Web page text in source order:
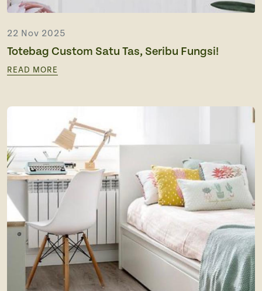
22 Nov 2025
Totebag Custom Satu Tas, Seribu Fungsi!
READ MORE